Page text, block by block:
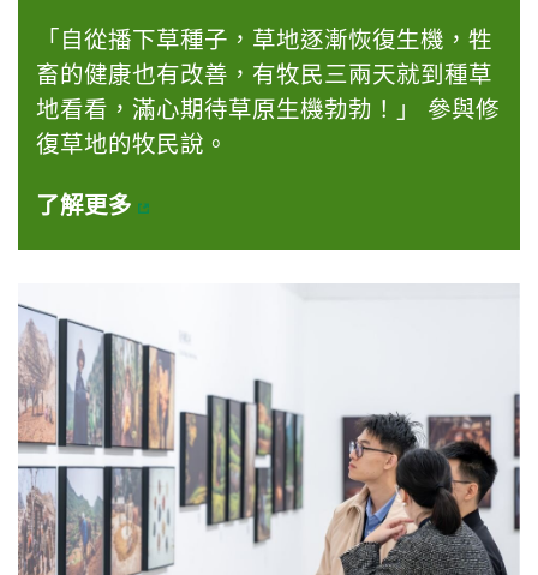
「自從播下草種子，草地逐漸恢復生機，牲
畜的健康也有改善，有牧民三兩天就到種草
地看看，滿心期待草原生機勃勃！」 參與修
復草地的牧民說。
了解更多